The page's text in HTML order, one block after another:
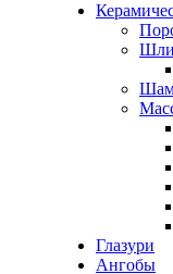
Глазури
Ангобы